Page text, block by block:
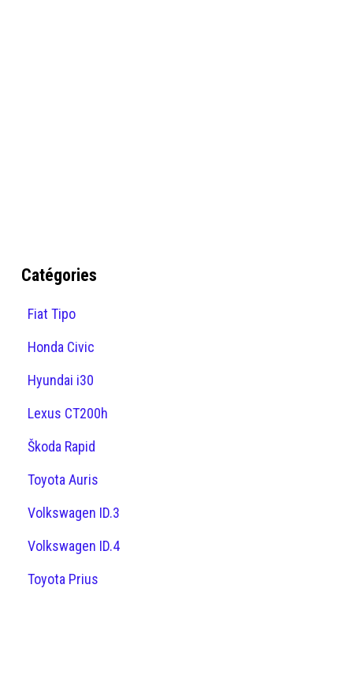
Catégories
Fiat Tipo
Honda Civic
Hyundai i30
Lexus CT200h
Škoda Rapid
Toyota Auris
Volkswagen ID.3
Volkswagen ID.4
Toyota Prius